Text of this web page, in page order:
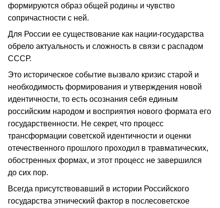
формируются образ общей родины и чувство
сопричастности с ней.
Для России ее существование как нации-государства
обрело актуальность и сложность в связи с распадом
СССР.
Это историческое событие вызвало кризис старой и
необходимость формирования и утверждения новой
идентичности, то есть осознания себя единым
российским народом и восприятия нового формата его
государственности. Не секрет, что процесс
трансформации советской идентичности и оценки
отечественного прошлого проходил в травматических,
обостренных формах, и этот процесс не завершился
до сих пор.
Всегда присутствовавший в истории Российского
государства этнический фактор в послесоветское